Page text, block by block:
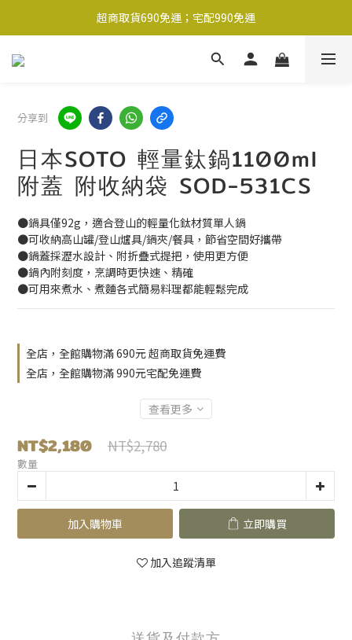
超商取貨690免運；宅配990免運
超商取貨690免運；宅配990免運
1-2工作天內出貨
分享到
日本SOTO 輕量鈦鍋1100ml
附蓋 附收納袋 SOD-531CS
●鍋具僅92g，適合登山的輕量化鈦材質單人鍋
●可收納高山罐/登山爐具/鍋夾/餐具，節省空間好攜帶
●鍋蓋採瀝水設計、附折疊式提把，使用更方便
●鍋內附刻度，烹調時更快速、精確
●可用來煮水、煮麵各式簡易料理都能輕鬆完成
全店，全館購物滿 690元 超商取貨免運費
全店，全館購物滿 990元宅配免運費
查看更多
NT$2,180 NT$2,780
數量
加入購物車 立即購買
加入追蹤清單